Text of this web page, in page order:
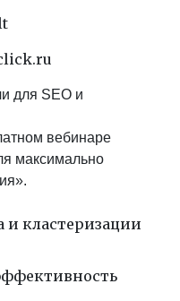
для SEO и
вебинаре
максимально
и кластеризации